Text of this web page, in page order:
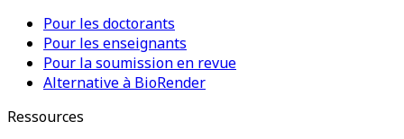
Pour les doctorants
Pour les enseignants
Pour la soumission en revue
Alternative à BioRender
Ressources